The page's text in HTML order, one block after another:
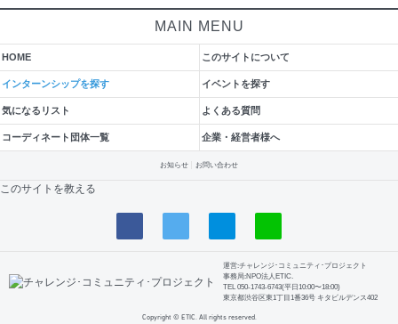
MAIN MENU
HOME このサイトについて
インターンシップを探す イベントを探す
気になるリスト よくある質問
コーディネート団体一覧 企業・経営者様へ
お知らせ お問い合わせ
このサイトを教える
運営:チャレンジ･コミュニティ･プロジェクト
事務局:NPO法人ETIC.
TEL 050-1743-6743(平日10:00〜18:00)
東京都渋谷区東1丁目1番36号 キタビルデンス402
Copyright © ETIC. All rights reserved.